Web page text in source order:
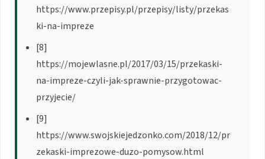
https://www.przepisy.pl/przepisy/listy/przekas
ki-na-impreze
[8]
https://mojewlasne.pl/2017/03/15/przekaski-
na-impreze-czyli-jak-sprawnie-przygotowac-
przyjecie/
[9]
https://www.swojskiejedzonko.com/2018/12/pr
zekaski-imprezowe-duzo-pomysow.html